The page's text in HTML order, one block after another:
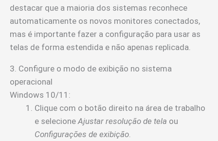
destacar que a maioria dos sistemas reconhece
automaticamente os novos monitores conectados,
mas é importante fazer a configuração para usar as
telas de forma estendida e não apenas replicada.
3. Configure o modo de exibição no sistema
operacional
Windows 10/11:
Clique com o botão direito na área de trabalho
e selecione Ajustar resolução de tela ou
Configurações de exibição